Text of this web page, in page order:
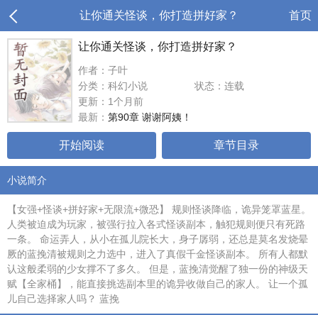
让你通关怪谈，你打造拼好家？ 首页
让你通关怪谈，你打造拼好家？
作者：子叶
分类：科幻小说
状态：连载
更新：1个月前
最新： 第90章 谢谢阿姨！
开始阅读 章节目录
小说简介
【女强+怪谈+拼好家+无限流+微恐】 规则怪谈降临，诡异笼罩蓝星。
人类被迫成为玩家，被强行拉入各式怪谈副本，触犯规则便只有死路
一条。 命运弄人，从小在孤儿院长大，身子孱弱，还总是莫名发烧晕
厥的蓝挽清被规则之力选中，进入了真假千金怪谈副本。 所有人都默
认这般柔弱的少女撑不了多久。 但是，蓝挽清觉醒了独一份的神级天
赋【全家桶】，能直接挑选副本里的诡异收做自己的家人。 让一个孤
儿自己选择家人吗？ 蓝挽